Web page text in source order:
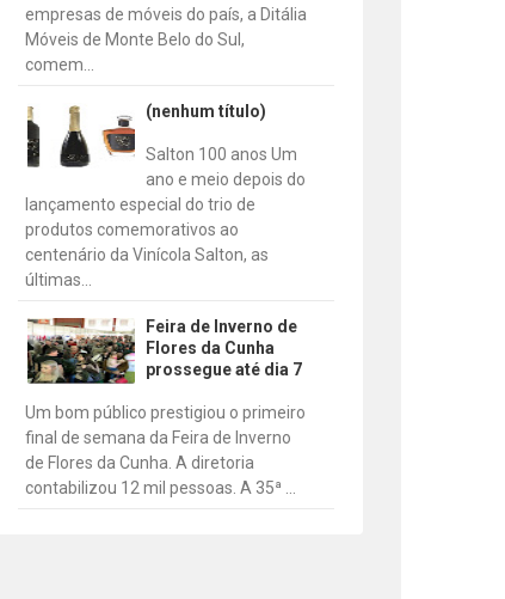
empresas de móveis do país, a Ditália
Móveis de Monte Belo do Sul,
comem...
(nenhum título)
Salton 100 anos Um
ano e meio depois do
lançamento especial do trio de
produtos comemorativos ao
centenário da Vinícola Salton, as
últimas...
Feira de Inverno de
Flores da Cunha
prossegue até dia 7
Um bom público prestigiou o primeiro
final de semana da Feira de Inverno
de Flores da Cunha. A diretoria
contabilizou 12 mil pessoas. A 35ª ...